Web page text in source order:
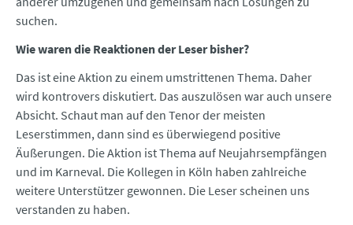
suchen.
Wie waren die Reaktionen der Leser bisher?
Das ist eine Aktion zu einem umstrittenen Thema. Daher
wird kontrovers diskutiert. Das auszulösen war auch unsere
Absicht. Schaut man auf den Tenor der meisten
Leserstimmen, dann sind es überwiegend positive
Äußerungen. Die Aktion ist Thema auf Neujahrsempfängen
und im Karneval. Die Kollegen in Köln haben zahlreiche
weitere Unterstützer gewonnen. Die Leser scheinen uns
verstanden zu haben.